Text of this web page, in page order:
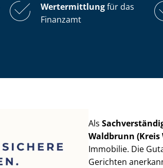
Wertermittlungfür das
Finanzamt
Als
Waldbrunn (Kreis
Immobilie. Die
Gerichten